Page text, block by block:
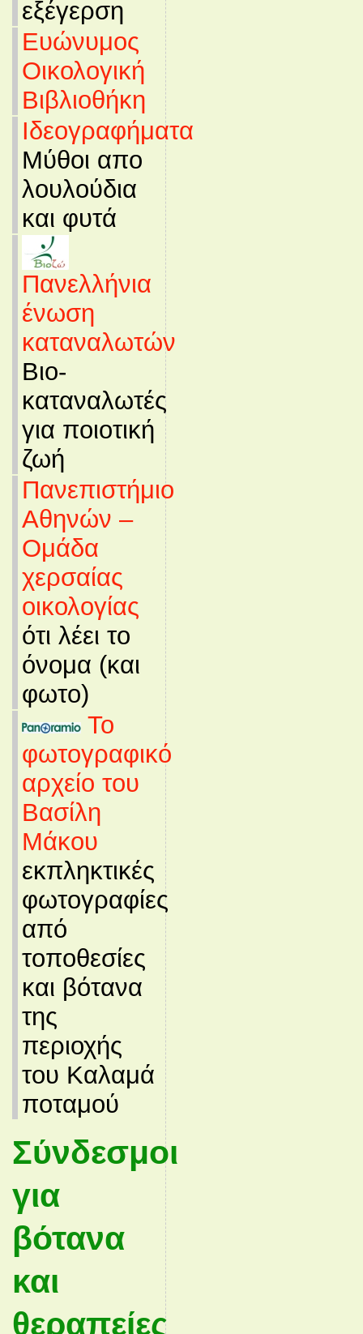
εξέγερση
Ευώνυμος
Οικολογική
Βιβλιοθήκη
Ιδεογραφήματα
Μύθοι απο
λουλούδια
και φυτά
Πανελλήνια
ένωση
καταναλωτών
Βιο-
καταναλωτές
για ποιοτική
ζωή
Πανεπιστήμιο
Αθηνών –
Ομάδα
χερσαίας
οικολογίας
ότι λέει το
όνομα (και
φωτο)
Το
φωτογραφικό
αρχείο του
Βασίλη
Μάκου
εκπληκτικές
φωτογραφίες
από
τοποθεσίες
και βότανα
της
περιοχής
του Καλαμά
ποταμού
Σύνδεσμοι
για
βότανα
και
θεραπείες